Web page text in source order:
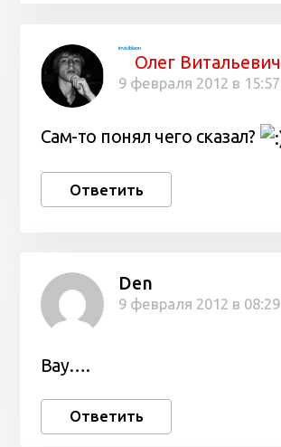
invisibleon
Олег Витальевич
9 февраля 2012 в 15:57
Сам-то понял чего сказал?
Ответить
Den
9 февраля 2012 в 08:29
Вау….
Ответить